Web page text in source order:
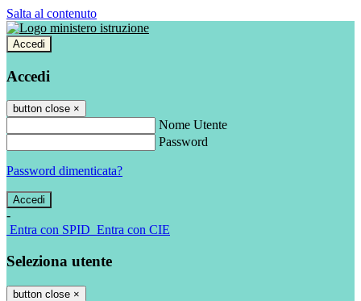
Salta al contenuto
Accedi
Accedi
button close ×
Nome Utente
Password
Password dimenticata?
-
Entra con SPID Entra con CIE
Seleziona utente
button close ×